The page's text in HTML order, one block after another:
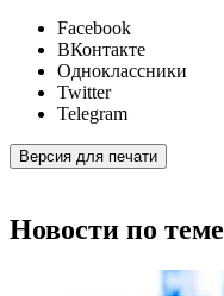
Facebook
ВКонтакте
Одноклассники
Twitter
Telegram
Версия для печати
Новости по теме